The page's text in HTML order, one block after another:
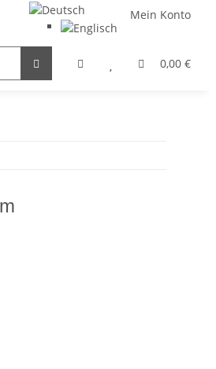
Mein Konto
0,00 €
GETRIEBEMOTOREN HYDRAULIK